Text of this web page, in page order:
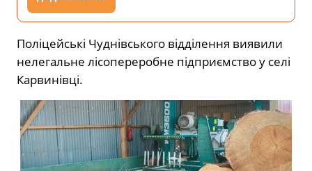
Поліцейські Чуднівського відділення виявили
нелегальне лісопереробне підприємство у селі
Карвинівці.